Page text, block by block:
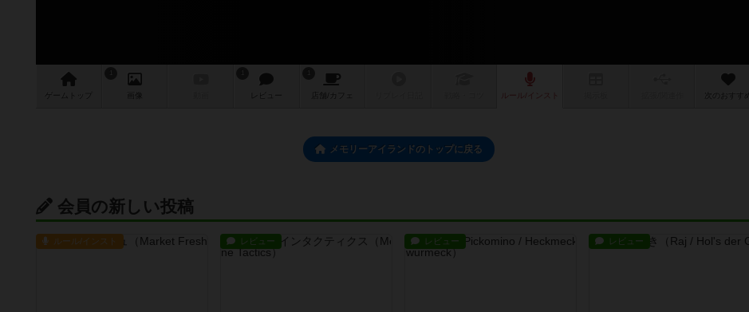
ゲーム 画像 レビュー 店舗/ カフェ 次のおすすめ
メモリーアイランドのトップに戻る
会員の新しい投稿
ルール/インスト レビュー レビュー レビュー